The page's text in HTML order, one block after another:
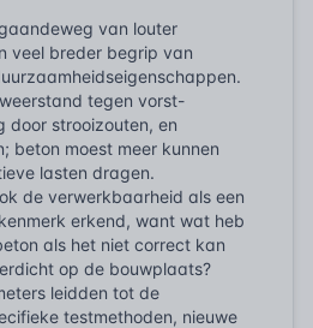
van louter
veel breder begrip van
tegen vorst-
door strooizouten, en
beton moest meer kunnen
lasten dragen.
de verwerkbaarheid als een
erkend, want wat heb
als het niet correct kan
op de bouwplaats?
leidden tot de
testmethoden, nieuwe